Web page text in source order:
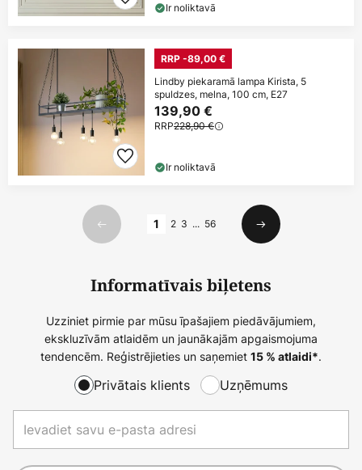
Ir noliktavā
RRP -89,00 €
Lindby piekaramā lampa Kirista, 5
spuldzes, melna, 100 cm, E27
139,90 €
RRP228,90 €
Ir noliktavā
Iepriekšējais
1 2 3 ... 56
Nākamais
Informatīvais biļetens
Uzziniet pirmie par mūsu īpašajiem piedāvājumiem,
ekskluzīvām atlaidēm un jaunākajām apgaismojuma
tendencēm. Reģistrējieties un saņemiet 15 % atlaidi*.
Privātais klients Uzņēmums